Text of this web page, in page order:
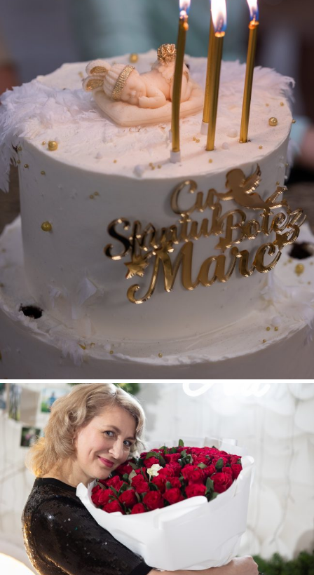
ÎNCREȘTINAREA MICUȚULUI MARC
ANIVERSAREA DE 50 DE ANI